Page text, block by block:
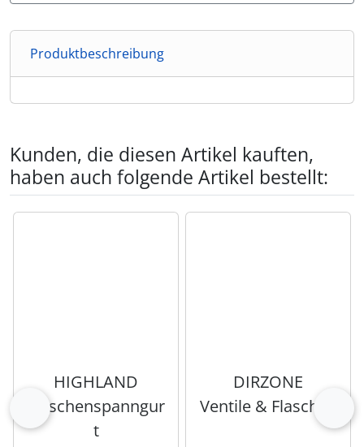
Produktbeschreibung
Kunden, die diesen Artikel kauften,
haben auch folgende Artikel bestellt:
Es folgt ein Produktslider - navigieren Sie mit der Tab-
zurück
HIGHLAND
Flaschenspanngur
t
DIRZONE
Ventile & Flaschen
vor